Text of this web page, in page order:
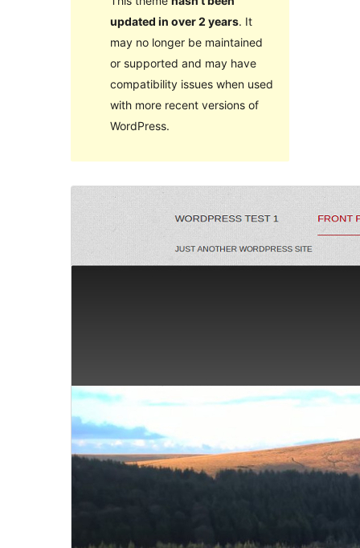
updated in over 2 years. It
may no longer be maintained
or supported and may have
compatibility issues when used
with more recent versions of
WordPress.